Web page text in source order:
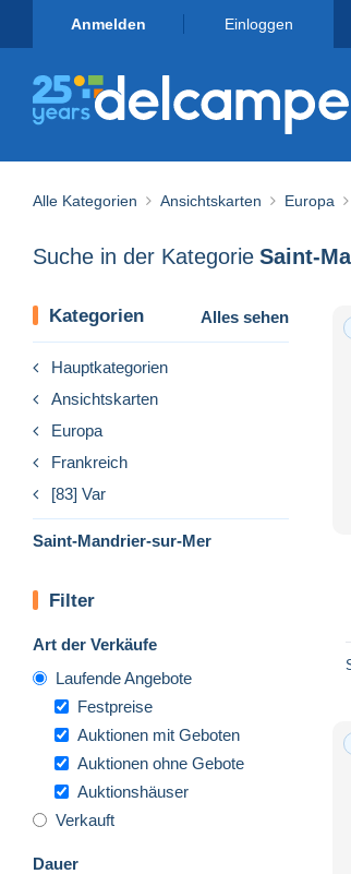
Anmelden Einloggen
Alle Kategorien Ansichtskarten Europa
Suche in der Kategorie Saint-
Kategorien Alles sehen
Hauptkategorien
Ansichtskarten
Europa
Frankreich
[83] Var
Saint-Mandrier-sur-Mer
Filter
Art der Verkäufe
Laufende Angebote
Festpreise
Auktionen mit Geboten
Auktionen ohne Gebote
Auktionshäuser
Verkauft
Dauer